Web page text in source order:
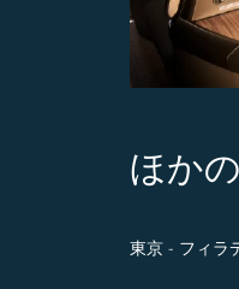
ほか
東京 - フィラ